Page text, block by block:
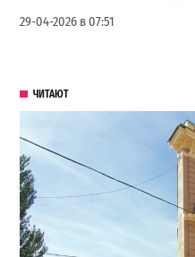
29-04-2026 в 07:51
ЧИТАЮТ